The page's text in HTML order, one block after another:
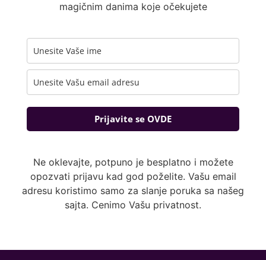
magičnim danima koje očekujete
Prijavite se OVDE
Ne oklevajte, potpuno je besplatno i možete
opozvati prijavu kad god poželite. Vašu email
adresu koristimo samo za slanje poruka sa našeg
sajta. Cenimo Vašu privatnost.